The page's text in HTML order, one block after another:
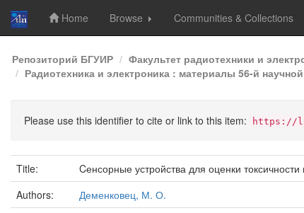
Skip
navigation
Home Browse Communities & Collections
Репозиторий БГУИР Факультет радиотехники и
Радиотехника и электроника : материалы 56-й
Please use this identifier to cite or link to this item: https://
Title:
Cенсорные устройства для оценки
Authors:
Деменковец, М. О.